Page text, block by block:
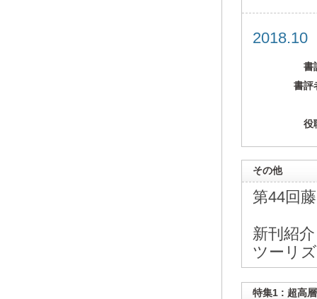
書
書評
役
その他
第44回
新刊紹
ツーリ
特集1 : 超高